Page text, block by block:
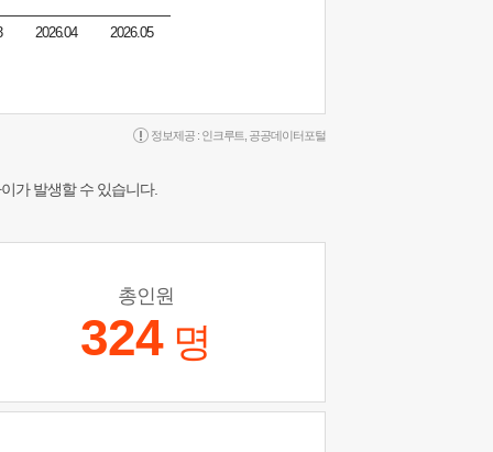
2026.04 2026.05
정보제공 : 인크루트 공공데이터포털
가 발생할 수 있습니다.
총인원
324 명